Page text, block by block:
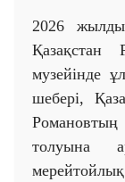
2026
Қазақстан
музейінде
шебері,
толуына